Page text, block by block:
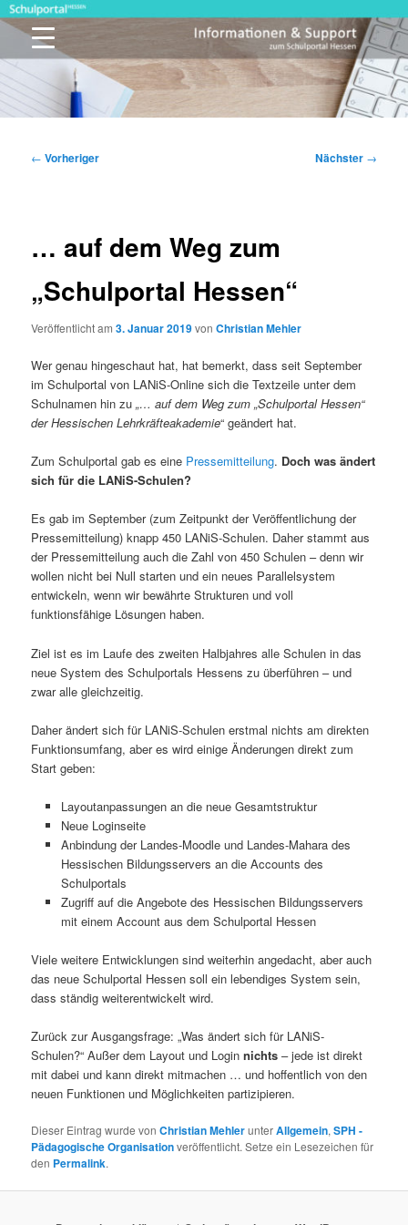
Zum
primären
springenSchulportal Hessen
Beitragsnavigation
← Vorheriger Nächster →
… auf dem Weg zum
„Schulportal Hessen“
Veröffentlicht am3. Januar 2019vonChristian Mehler
Wer genau hingeschaut hat, hat bemerkt, dass seit September
im Schulportal von LANiS-Online sich die Textzeile unter dem
Schulnamen hin zu„… auf dem Weg zum „Schulportal Hessen“
der Hessischen Lehrkräfteakademie“ geändert hat.
Zum Schulportal gab es eine Pressemitteilung. Doch was ändert
sich für die LANiS-Schulen?
Es gab im September (zum Zeitpunkt der Veröffentlichung der
Pressemitteilung) knapp 450 LANiS-Schulen. Daher stammt aus
der Pressemitteilung auch die Zahl von 450 Schulen – denn wir
wollen nicht bei Null starten und ein neues Parallelsystem
entwickeln, wenn wir bewährte Strukturen und voll
funktionsfähige Lösungen haben.
Ziel ist es im Laufe des zweiten Halbjahres alle Schulen in das
neue System des Schulportals Hessens zu überführen – und
zwar alle gleichzeitig.
Daher ändert sich für LANiS-Schulen erstmal nichts am direkten
Funktionsumfang, aber es wird einige Änderungen direkt zum
Start geben:
Layoutanpassungen an die neue Gesamtstruktur
Neue Loginseite
Anbindung der Landes-Moodle und Landes-Mahara des
Hessischen Bildungsservers an die Accounts des
Schulportals
Zugriff auf die Angebote des Hessischen Bildungsservers
mit einem Account aus dem Schulportal Hessen
Viele weitere Entwicklungen sind weiterhin angedacht, aber auch
das neue Schulportal Hessen soll ein lebendiges System sein,
dass ständig weiterentwickelt wird.
Zurück zur Ausgangsfrage: „Was ändert sich für LANiS-
Schulen?“ Außer dem Layout und Loginnichts – jede ist direkt
mit dabei und kann direkt mitmachen … und hoffentlich von den
neuen Funktionen und Möglichkeiten partizipieren.
Dieser Eintrag wurde vonChristian MehlerunterAllgemein,SPH -
Pädagogische Organisationveröffentlicht. Setze ein Lesezeichen für
den Permalink.